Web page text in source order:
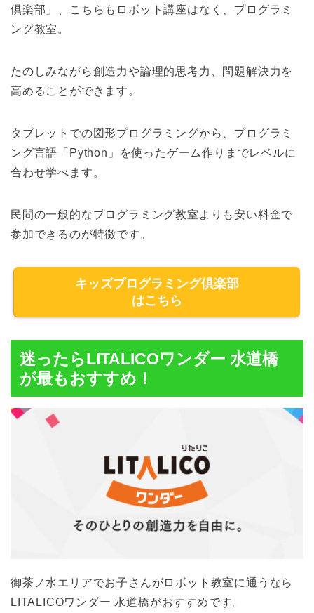
倶楽部」、こちらもロボット講座はなく、プログラミ
ング教室。
たのしみながら創造力や論理的思考力、問題解決力を
高めることができます。
タブレットでの図形プログラミングから、プログラミ
ング言語「Python」を使ったゲーム作りまでレベルに
合わせ学べます。
民間の一般的なプログラミング教室よりも安い料金で
参加できるのが特徴です。
キッズプログラミング倶楽部
はこちら
迷ったらLITALICOワンダー 水道橋
が最もおすすめ！
御茶ノ水エリアでお子さんがロボット教室に通うなら
LITALICOワンダー 水道橋がおすすめです。